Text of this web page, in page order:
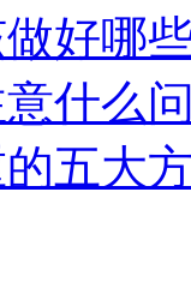
好哪
什么
五大